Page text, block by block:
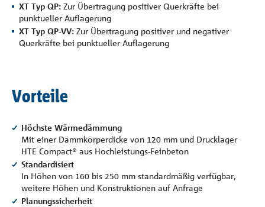
XT Typ QP: Zur Übertragung positiver Querkräfte bei
punktueller Auflagerung
XT Typ QP-VV: Zur Übertragung positiver und negativer
Querkräfte bei punktueller Auflagerung
Vorteile
Höchste Wärmedämmung
Mit einer Dämmkörperdicke von 120 mm und Drucklager
HTE Compact® aus Hochleistungs-Feinbeton
Standardisiert
In Höhen von 160 bis 250 mm standardmäßig verfügbar,
weitere Höhen und Konstruktionen auf Anfrage
Planungssicherheit